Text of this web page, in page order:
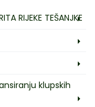
RIJEKE TEŠANJKE
klupskih